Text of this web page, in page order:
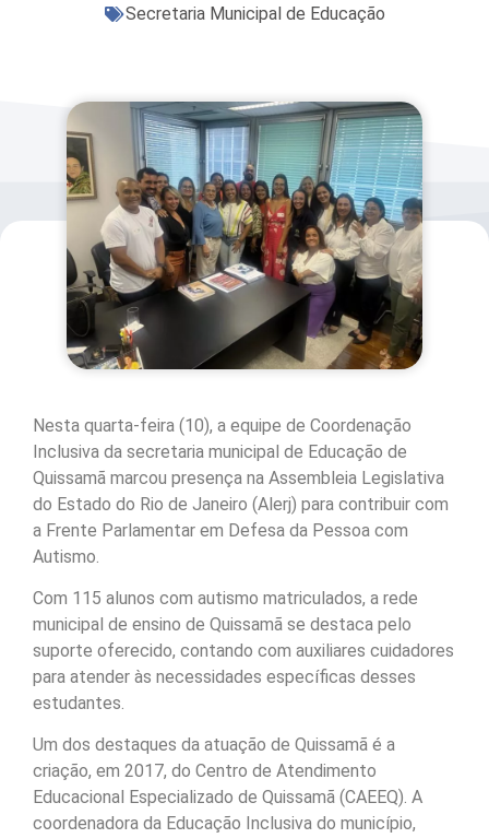
Secretaria Municipal de Educação
Nesta quarta-feira (10), a equipe de Coordenação
Inclusiva da secretaria municipal de Educação de
Quissamã marcou presença na Assembleia Legislativa
do Estado do Rio de Janeiro (Alerj) para contribuir com
a Frente Parlamentar em Defesa da Pessoa com
Autismo.
Com 115 alunos com autismo matriculados, a rede
municipal de ensino de Quissamã se destaca pelo
suporte oferecido, contando com auxiliares cuidadores
para atender às necessidades específicas desses
estudantes.
Um dos destaques da atuação de Quissamã é a
criação, em 2017, do Centro de Atendimento
Educacional Especializado de Quissamã (CAEEQ). A
coordenadora da Educação Inclusiva do município,